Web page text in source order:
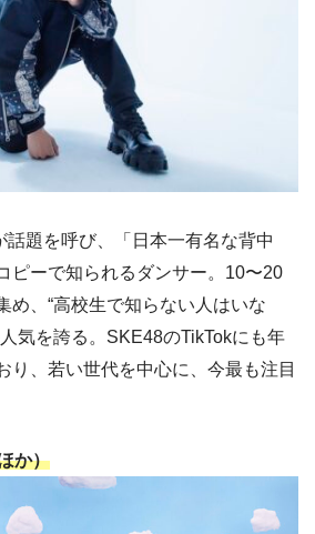
話題を呼び、「日本一有名な背中
ピーで知られるダンサー。10〜20
め、“高校生で知らない人はいな
気を誇る。SKE48のTikTokにも年
り、若い世代を中心に、今最も注目
か）